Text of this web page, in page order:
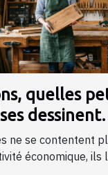
quelles
dessinent
de demain
ne se contentent
économique, ils